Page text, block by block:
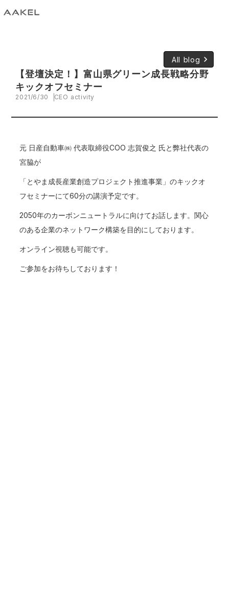
All blog keyboard_arrow_right
【登壇決定！】富山県グリーン成長戦略分野
キックオフセミナー
2021/6/30 CEO activity
元 日産自動車㈱ 代表取締役COO 志賀俊之 氏と弊社代表の
宮脇が
「とやま成長産業創造プロジェクト推進事業」のキックオ
フセミナーにて60分の講演予定です。
2050年のカーボンニュートラルに向けてお話します。関心
のある企業のネットワーク構築を目的にしております。
オンライン視聴も可能です。
ご参加をお待ちしております！